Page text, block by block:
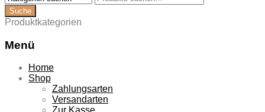
Produktkategorien
Menü
Zum
Inhalt
Home
Shop
Zahlungsarten
Versandarten